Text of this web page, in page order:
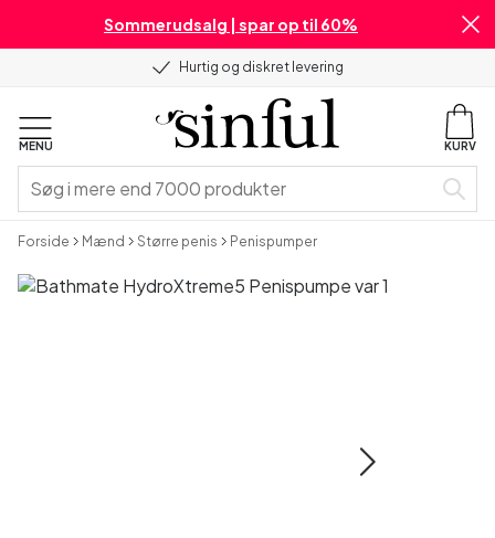
Sommerudsalg | spar op til 60%
Hurtig og diskret levering
MENU KURV
Forside Mænd Større penis Penispumper